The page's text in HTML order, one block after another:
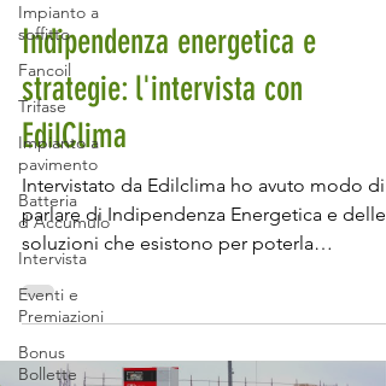
Impianto a
soffitto
Fancoil
Trifase
Impianto a
pavimento
Batteria
d'Accumulo
Intervista
Eventi e
Premiazioni
Bonus
Bollette
Indipendenza energetica e
strategie: l'intervista con
EdilClima
Intervistato da Edilclima ho avuto modo di
parlare di Indipendenza Energetica e delle
soluzioni che esistono per poterla
raggiungere....